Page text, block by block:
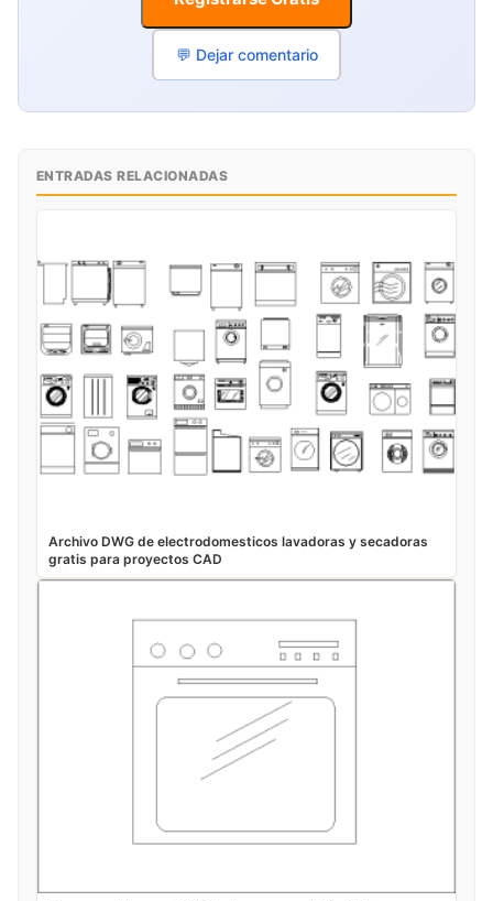
💬 Dejar comentario
ENTRADAS RELACIONADAS
Archivo DWG de electrodomesticos lavadoras y secadoras
gratis para proyectos CAD